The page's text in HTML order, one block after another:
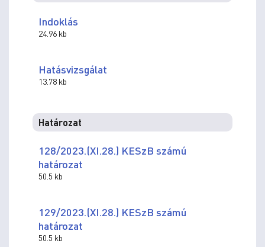
Indoklás
24.96 kb
Hatásvizsgálat
13.78 kb
Határozat
128/2023.(XI.28.) KESzB számú
határozat
50.5 kb
129/2023.(XI.28.) KESzB számú
határozat
50.5 kb